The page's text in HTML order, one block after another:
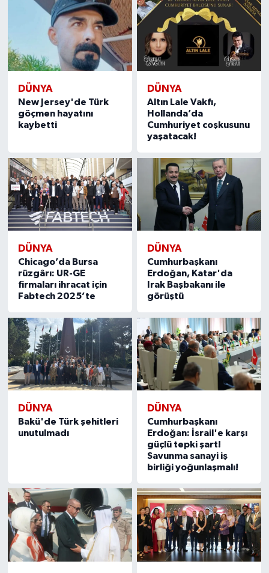
DÜNYA
New Jersey'de Türk
göçmen hayatını
kaybetti
DÜNYA
Altın Lale Vakfı,
Hollanda’da
Cumhuriyet coşkusunu
yaşatacak!
DÜNYA
Chicago’da Bursa
rüzgârı: UR-GE
firmaları ihracat için
Fabtech 2025’te
DÜNYA
Cumhurbaşkanı
Erdoğan, Katar'da
Irak Başbakanı ile
görüştü
DÜNYA
Bakü'de Türk şehitleri
unutulmadı
DÜNYA
Cumhurbaşkanı
Erdoğan: İsrail'e karşı
güçlü tepki şart!
Savunma sanayi iş
birliği yoğunlaşmalı!